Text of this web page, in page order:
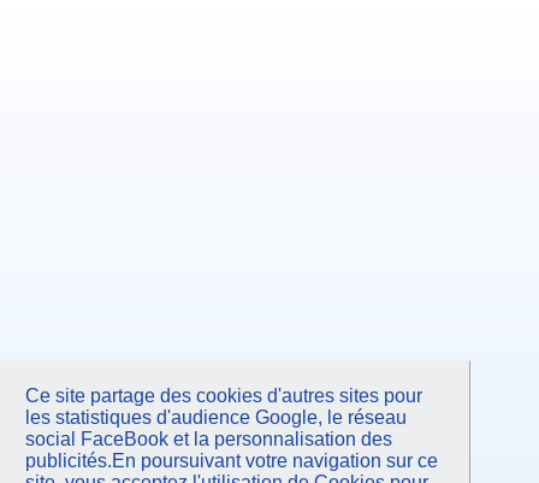
Ce site partage des cookies d'autres sites pour
les statistiques d'audience Google, le réseau
social FaceBook et la personnalisation des
publicités.En poursuivant votre navigation sur ce